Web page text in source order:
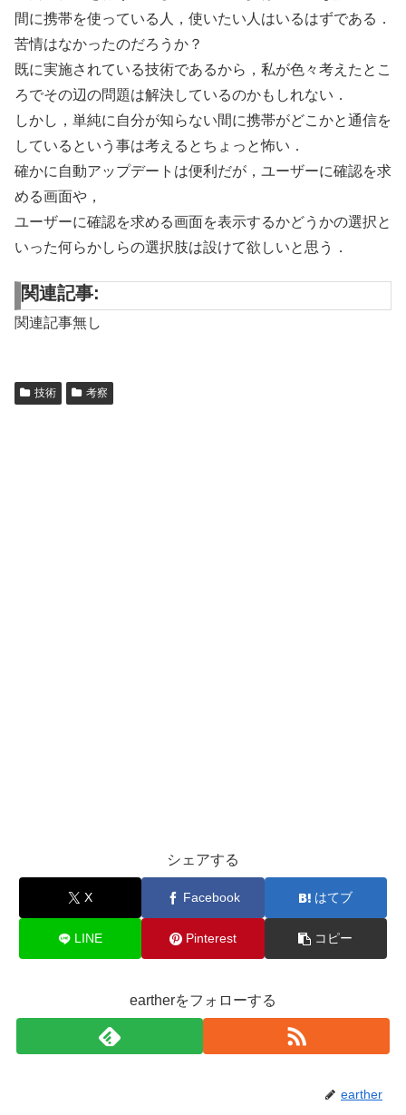
間に携帯を使っている人，使いたい人はいるはずである．
苦情はなかったのだろうか？
既に実施されている技術であるから，私が色々考えたとこ
ろでその辺の問題は解決しているのかもしれない．
しかし，単純に自分が知らない間に携帯がどこかと通信を
しているという事は考えるとちょっと怖い．
確かに自動アップデートは便利だが，ユーザーに確認を求
める画面や，
ユーザーに確認を求める画面を表示するかどうかの選択と
いった何らかしらの選択肢は設けて欲しいと思う．
関連記事:
関連記事無し
技術 考察
シェアする
X Facebook はてブ
LINE Pinterest コピー
eartherをフォローする
earther